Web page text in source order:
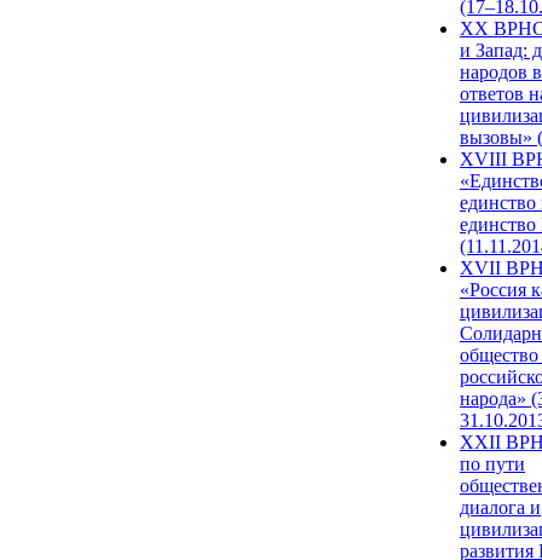
XX ВРНС
и Запад:
народов
ответов
вызовы»
XVIII
единство
единство
XVII
«Россия
народа»
XXII
по пути
диалога и
развития